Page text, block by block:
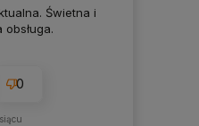
Świetna i
0